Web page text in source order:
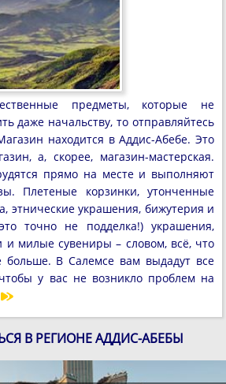
предметы, которые не
даже начальству, то отправляйтесь
находится в Аддис-Абебе. Это
а, скорее, магазин-мастерская.
прямо на месте и выполняют
Плетеные корзинки, утонченные
этнические украшения, бижутерия и
точно не подделка!) украшения,
и милые сувениры – словом, всё, что
больше. В Салемсе вам выдадут все
у вас не возникло проблем на
В РЕГИОНЕ АДДИС-АБЕБЫ